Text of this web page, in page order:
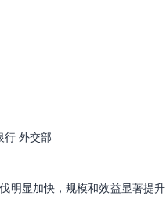
行 外交部
明显加快，规模和效益显著提